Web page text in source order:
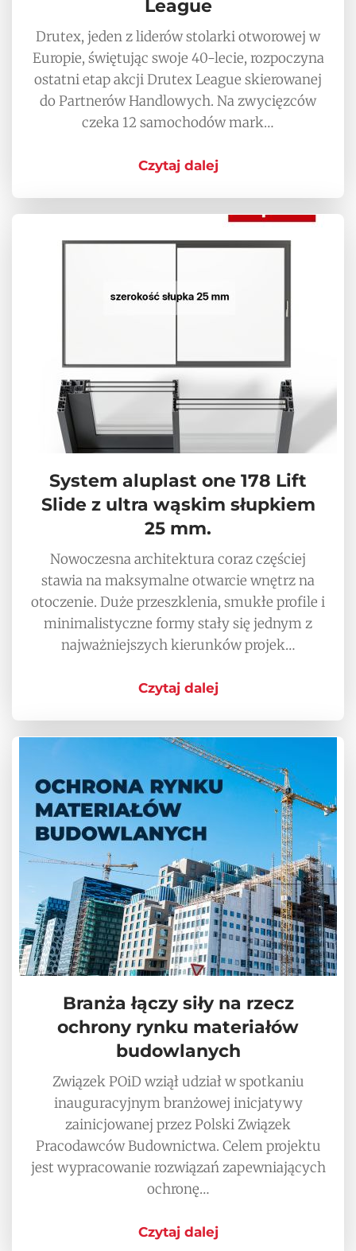
League
Drutex, jeden z liderów stolarki otworowej w
Europie, świętując swoje 40-lecie, rozpoczyna
ostatni etap akcji Drutex League skierowanej
do Partnerów Handlowych. Na zwycięzców
czeka 12 samochodów mark…
Czytaj dalej
System aluplast one 178 Lift
Slide z ultra wąskim słupkiem
25 mm.
Nowoczesna architektura coraz częściej
stawia na maksymalne otwarcie wnętrz na
otoczenie. Duże przeszklenia, smukłe profile i
minimalistyczne formy stały się jednym z
najważniejszych kierunków projek…
Czytaj dalej
Branża łączy siły na rzecz
ochrony rynku materiałów
budowlanych
Związek POiD wziął udział w spotkaniu
inauguracyjnym branżowej inicjatywy
zainicjowanej przez Polski Związek
Pracodawców Budownictwa. Celem projektu
jest wypracowanie rozwiązań zapewniających
ochronę…
Czytaj dalej